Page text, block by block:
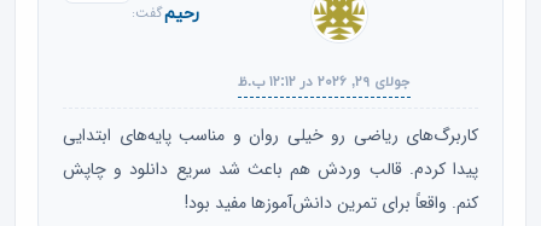
رحیمگفت:
جولای ۲۹, ۲۰۲۶ در ۱۲:۱۲ ب.ظ
کاربرگ‌های ریاضی رو خیلی روان و مناسب پایه‌های ابتدایی
پیدا کردم. قالب وردش هم باعث شد سریع دانلود و چاپش
کنم. واقعاً برای تمرین دانش‌آموزها مفید بود!